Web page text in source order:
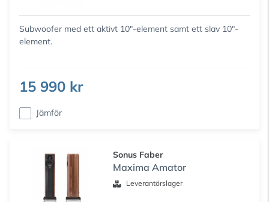
Subwoofer med ett aktivt 10"-element samt ett slav 10"-
element.
15 990 kr
Jämför
Sonus Faber
Maxima Amator
Leverantörslager